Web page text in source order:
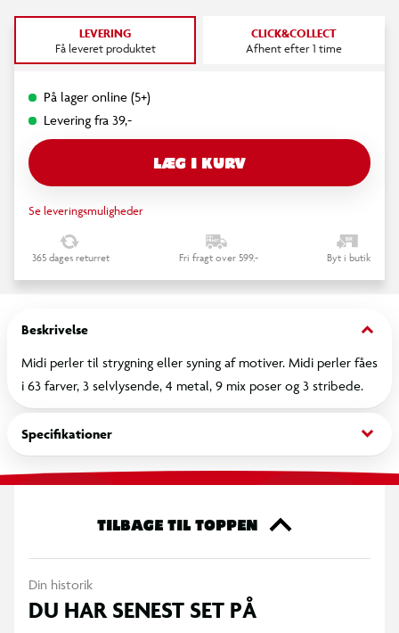
LEVERING
Få leveret produktet
CLICK&COLLECT
Afhent efter 1 time
På lager online (5+)
Levering fra 39,-
LÆG I KURV
Se leveringsmuligheder
365 dages returret Fri fragt over 599,- Byt i butik
Beskrivelse keyboard_arrow_down
Midi perler til strygning eller syning af motiver. Midi perler fåes
i 63 farver, 3 selvlysende, 4 metal, 9 mix poser og 3 stribede.
Specifikationer keyboard_arrow_down
TILBAGE TIL TOPPEN
Din historik
DU HAR SENEST SET PÅ